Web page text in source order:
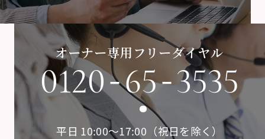
オーナー専用フリーダイヤル
0120-65-3535
平日 10:00〜17:00（祝日を除く）